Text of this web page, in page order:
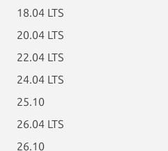
18.04 LTS
20.04 LTS
22.04 LTS
24.04 LTS
25.10
26.04 LTS
26.10